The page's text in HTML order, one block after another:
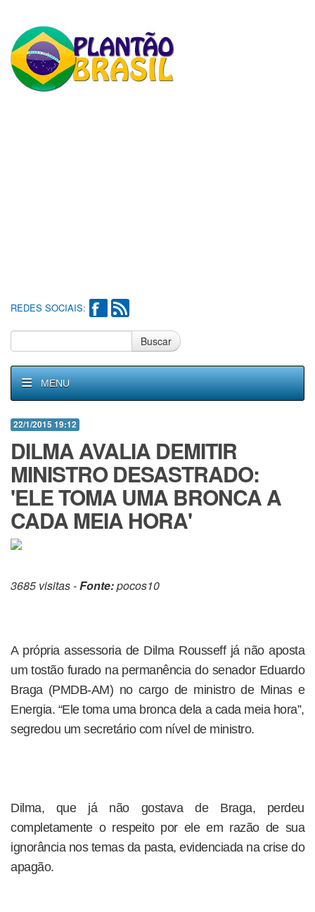
REDES SOCIAIS:
Buscar
MENU
22/1/2015 19:12
DILMA AVALIA DEMITIR
MINISTRO DESASTRADO:
'ELE TOMA UMA BRONCA A
CADA MEIA HORA'
3685 visitas -Fonte:pocos10
A própria assessoria de Dilma Rousseff já não aposta
um tostão furado na permanência do senador Eduardo
Braga (PMDB-AM) no cargo de ministro de Minas e
Energia. “Ele toma uma bronca dela a cada meia hora”,
segredou um secretário com nível de ministro.
Dilma, que já não gostava de Braga, perdeu
completamente o respeito por ele em razão de sua
ignorância nos temas da pasta, evidenciada na crise do
apagão.